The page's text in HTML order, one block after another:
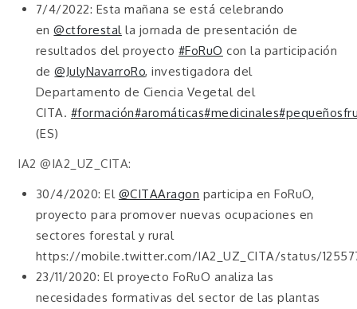
7/4/2022: Esta mañana se está celebrando
en@ctforestal la jornada de presentación de
resultados del proyecto #FoRuO con la participación
de@JulyNavarroRo, investigadora del
Departamento de Ciencia Vegetal del
CITA. #formación#aromáticas#medicinales
(ES)
IA2 @IA2_UZ_CITA:
30/4/2020: El @CITAAragon participa en FoRuO,
proyecto para promover nuevas ocupaciones en
sectores forestal y rural
https://mobile.twitter.com/IA2_UZ_CITA/status/
23/11/2020: El proyecto FoRuO analiza las
necesidades formativas del sector de las plantas